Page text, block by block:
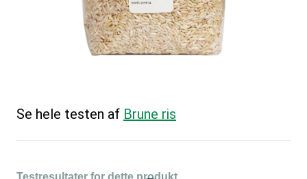
Se hele testen af Brune ris
Testresultater for dette produkt